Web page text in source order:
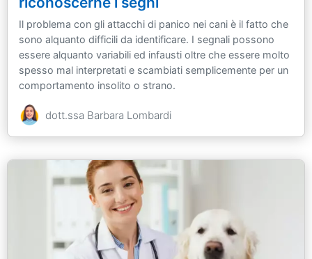
Il problema con gli attacchi di panico nei cani è il fatto che
sono alquanto difficili da identificare. I segnali possono
essere alquanto variabili ed infausti oltre che essere molto
spesso mal interpretati e scambiati semplicemente per un
comportamento insolito o strano.
dott.ssa Barbara Lombardi